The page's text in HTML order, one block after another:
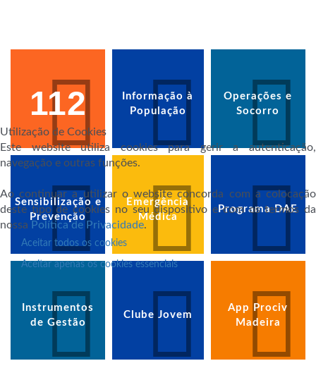
112
Informação à
População
Operações e
Socorro
Sensibilização e
Prevenção
Emergência
Médica
Programa DAE
Instrumentos
de Gestão
Clube Jovem
App Prociv
Madeira
Utilização de Cookies
Este website utiliza cookies para gerir a autenticação,
navegação e outras funções.
Ao continuar a utilizar o website concorda com a colocação
deste tipo de cookies no seu dispositivo e com os termos da
nossa Política de Privacidade.
Aceitar todos os cookies
Aceitar apenas os cookies essenciais